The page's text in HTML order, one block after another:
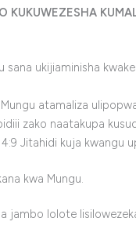
KUKUWEZESHA
sana ukijiaminisha
atamaliza
zako naatakupa
4:9 Jitahidi kuja kwangu
kwa Mungu.
jambo lolote